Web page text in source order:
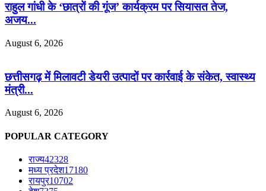
राहुल गांधी के ‘छात्रों की गूंज’ कार्यक्रम पर सियासत तेज,
अजय...
August 6, 2026
छत्तीसगढ़ में मिलावटी डेयरी उत्पादों पर कार्रवाई के संकेत, स्वास्थ्य
मंत्री...
August 6, 2026
POPULAR CATEGORY
राज्य42328
मध्य प्रदेश17180
रायपुर10702